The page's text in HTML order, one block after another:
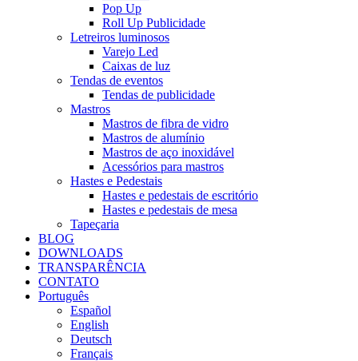
Pop Up
Roll Up Publicidade
Letreiros luminosos
Varejo Led
Caixas de luz
Tendas de eventos
Tendas de publicidade
Mastros
Mastros de fibra de vidro
Mastros de alumínio
Mastros de aço inoxidável
Acessórios para mastros
Hastes e Pedestais
Hastes e pedestais de escritório
Hastes e pedestais de mesa
Tapeçaria
BLOG
DOWNLOADS
TRANSPARÊNCIA
CONTATO
Português
Español
English
Deutsch
Français